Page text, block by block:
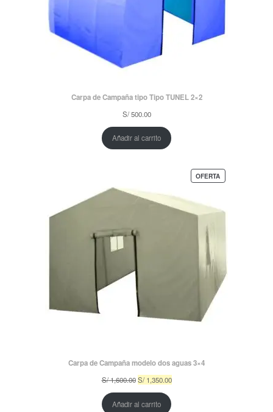
Carpa de Campaña tipo Tipo TUNEL 2×2
S/500.00
Añadir al carrito
OFERTAPRODUCTO
EN
Carpa de Campaña modelo dos aguas 3×4
S/1,600.00 El
original
S/1,350.00El
actual
Añadir al carrito